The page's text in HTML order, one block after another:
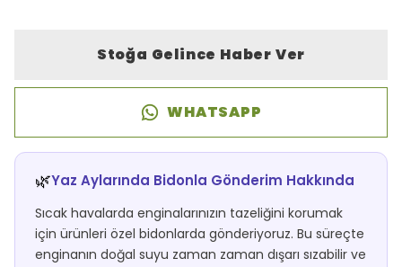
Stoğa Gelince Haber Ver
WHATSAPP
🌿Yaz Aylarında Bidonla Gönderim Hakkında
Sıcak havalarda enginalarınızın tazeliğini korumak
için ürünleri özel bidonlarda gönderiyoruz. Bu süreçte
enginanın doğal suyu zaman zaman dışarı sızabilir ve